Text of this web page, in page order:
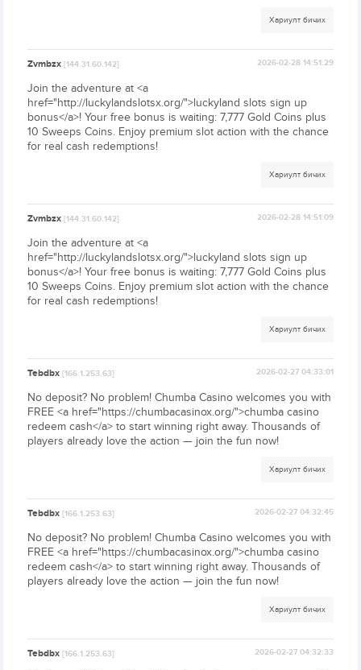
Хариулт бичих
Zvmbzx[144.31.60.142] 2026-02-28 14:51:29
Join the adventure at <a
href="http://luckylandslotsx.org/">luckyland slots sign up
bonus</a>! Your free bonus is waiting: 7,777 Gold Coins plus
10 Sweeps Coins. Enjoy premium slot action with the chance
for real cash redemptions!
Хариулт бичих
Zvmbzx[144.31.60.142] 2026-02-28 14:51:09
Join the adventure at <a
href="http://luckylandslotsx.org/">luckyland slots sign up
bonus</a>! Your free bonus is waiting: 7,777 Gold Coins plus
10 Sweeps Coins. Enjoy premium slot action with the chance
for real cash redemptions!
Хариулт бичих
Tebdbx[166.1.253.63] 2026-02-27 04:33:01
No deposit? No problem! Chumba Casino welcomes you with
FREE <a href="https://chumbacasinox.org/">chumba casino
redeem cash</a> to start winning right away. Thousands of
players already love the action — join the fun now!
Хариулт бичих
Tebdbx[166.1.253.63] 2026-02-27 04:32:45
No deposit? No problem! Chumba Casino welcomes you with
FREE <a href="https://chumbacasinox.org/">chumba casino
redeem cash</a> to start winning right away. Thousands of
players already love the action — join the fun now!
Хариулт бичих
Tebdbx[166.1.253.63] 2026-02-27 04:32:33